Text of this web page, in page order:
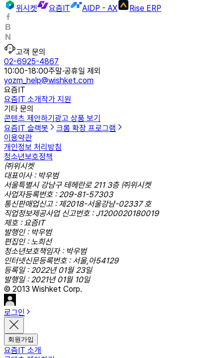
위시켓
요즘IT AIDP - AX Rise ERP
고객 문의
02-6925-4867
10:00-18:00주말·공휴일 제외
yozm_help@wishket.com
요즘IT
요즘IT 소개작가 지원
기타 문의
콘텐츠 제안하기 광고 상품 보기
요즘IT 슬랙봇
크롬 확장 프로그램
이용약관
개인정보 처리방침
청소년보호정책
㈜위시켓
대표이사 : 박우범
서울특별시 강남구 테헤란로 211 3층 ㈜위시켓
사업자등록번호 : 209-81-57303
통신판매업신고 : 제2018-서울강남-02337 호
직업정보제공사업 신고번호 : J1200020180019
제호 : 요즘IT
발행인 : 박우범
편집인 : 노희선
청소년보호책임자 : 박우범
인터넷신문등록번호 : 서울,아54129
등록일 : 2022년 01월 23일
발행일 : 2021년 01월 10일
© 2013 Wishket Corp.
로그인
회원가입
요즘IT 소개